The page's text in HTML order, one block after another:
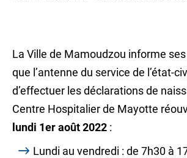
La Ville de Mamoudzou informe
que l’antenne du service de l’état-
d’effectuer les déclarations de
Centre Hospitalier de Mayotte
lundi 1er août 2022 :
Lundi au vendredi : de 7h30 à